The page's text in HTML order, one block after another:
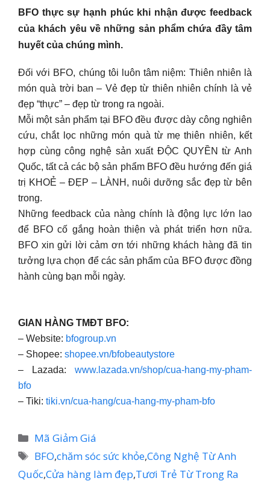
BFO thực sự hạnh phúc khi nhận được feedback
của khách yêu về những sản phẩm chứa đầy tâm
huyết của chúng mình.
Đối với BFO, chúng tôi luôn tâm niệm: Thiên nhiên là
món quà trời ban – Vẻ đẹp từ thiên nhiên chính là vẻ
đẹp “thực” – đẹp từ trong ra ngoài.
Mỗi một sản phẩm tại BFO đều được dày công nghiên
cứu, chắt lọc những món quà từ mẹ thiên nhiên, kết
hợp cùng công nghệ sản xuất ĐỘC QUYỀN từ Anh
Quốc, tất cả các bộ sản phẩm BFO đều hướng đến giá
trị KHOẺ – ĐẸP – LÀNH, nuôi dưỡng sắc đẹp từ bên
trong.
Những feedback của nàng chính là động lực lớn lao
để BFO cố gắng hoàn thiện và phát triển hơn nữa.
BFO xin gửi lời cảm ơn tới những khách hàng đã tin
tưởng lựa chọn để các sản phẩm của BFO được đồng
hành cùng bạn mỗi ngày.
GIAN HÀNG TMĐT BFO:
– Website: bfogroup.vn
– Shopee: shopee.vn/bfobeautystore
– Lazada: www.lazada.vn/shop/cua-hang-my-pham-
bfo
– Tiki: tiki.vn/cua-hang/cua-hang-my-pham-bfo
Danh
mục
Mã Giảm Giá
Thẻ
BFO,chăm sóc sức khỏe,Công Nghệ Từ Anh
Quốc,Cửa hàng làm đẹp,Tươi Trẻ Từ Trong Ra